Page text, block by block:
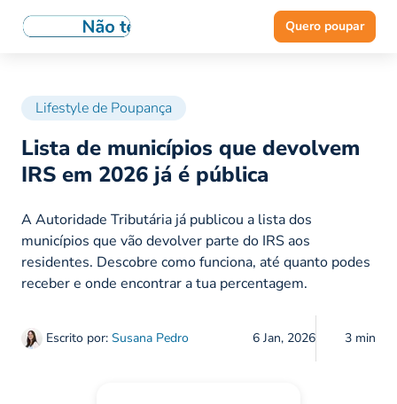
Quero poupar
Lifestyle de Poupança
Lista de municípios que devolvem
IRS em 2026 já é pública
Escrito por: Susana Pedro 6 Jan, 2026 3 min
A Autoridade Tributária já publicou a lista dos
municípios que vão devolver parte do IRS aos
residentes. Descobre como funciona, até quanto podes
receber e onde encontrar a tua percentagem.